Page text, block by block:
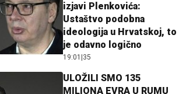
izjavi Plenkovića:
Ustaštvo podobna
ideologija u Hrvatskoj, to
je odavno logično
19:01 35
ULOŽILI SMO 135
MILIONA EVRA U RUMU